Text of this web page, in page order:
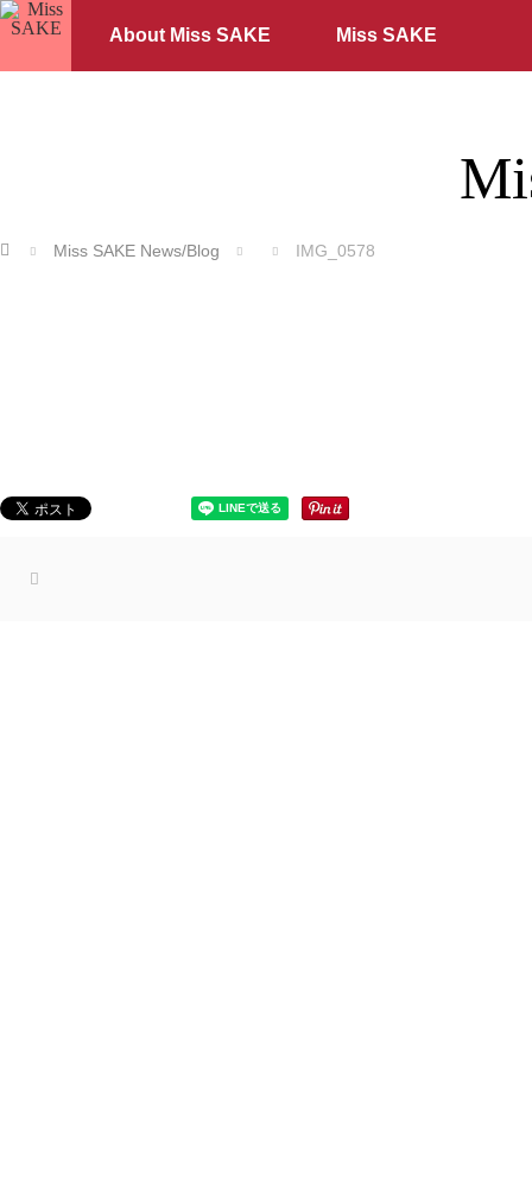
About Miss SAKE Miss SAKE
ホーム Miss SAKE News/Blog IMG_0578